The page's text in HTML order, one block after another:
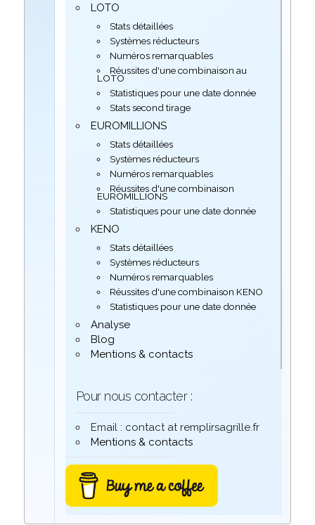
LOTO
Stats détaillées
Systèmes réducteurs
Numéros remarquables
Réussites d'une combinaison au
LOTO
Statistiques pour une date donnée
Stats second tirage
EUROMILLIONS
Stats détaillées
Systèmes réducteurs
Numéros remarquables
Réussites d'une combinaison
EUROMILLIONS
Statistiques pour une date donnée
KENO
Stats détaillées
Systèmes réducteurs
Numéros remarquables
Réussites d'une combinaison KENO
Statistiques pour une date donnée
Analyse
Blog
Mentions & contacts
Pour nous contacter :
Email : contact at remplirsagrille.fr
Mentions & contacts